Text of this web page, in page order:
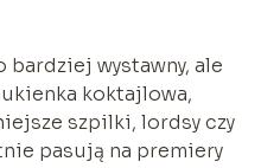
wystawny, ale
koktajlowa,
szpilki, lordsy czy
pasują na premiery